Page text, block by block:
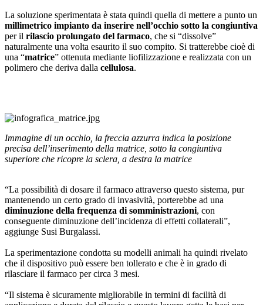
La soluzione sperimentata è stata quindi quella di mettere a punto un
millimetrico impianto da inserire nell’occhio sotto la congiuntiva
per il rilascio prolungato del farmaco, che si “dissolve”
naturalmente una volta esaurito il suo compito. Si tratterebbe cioè di
una “matrice” ottenuta mediante liofilizzazione e realizzata con un
polimero che deriva dalla cellulosa.
Immagine di un occhio, la freccia azzurra indica la posizione
precisa dell’inserimento della matrice, sotto la congiuntiva
superiore che ricopre la sclera, a destra la matrice
“La possibilità di dosare il farmaco attraverso questo sistema, pur
mantenendo un certo grado di invasività, porterebbe ad una
diminuzione della frequenza di somministrazioni, con
conseguente diminuzione dell’incidenza di effetti collaterali”,
aggiunge Susi Burgalassi.
La sperimentazione condotta su modelli animali ha quindi rivelato
che il dispositivo può essere ben tollerato e che è in grado di
rilasciare il farmaco per circa 3 mesi.
“Il sistema è sicuramente migliorabile in termini di facilità di